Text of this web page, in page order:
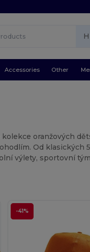
Accessories Other
oranžových
Od klasických
výlety, sportovní
-41%